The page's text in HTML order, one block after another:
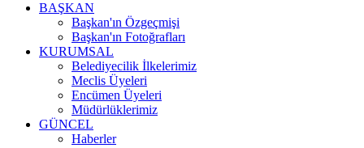
BAŞKAN
Başkan'ın Özgeçmişi
Başkan'ın Fotoğrafları
KURUMSAL
Belediyecilik İlkelerimiz
Meclis Üyeleri
Encümen Üyeleri
Müdürlüklerimiz
GÜNCEL
Haberler